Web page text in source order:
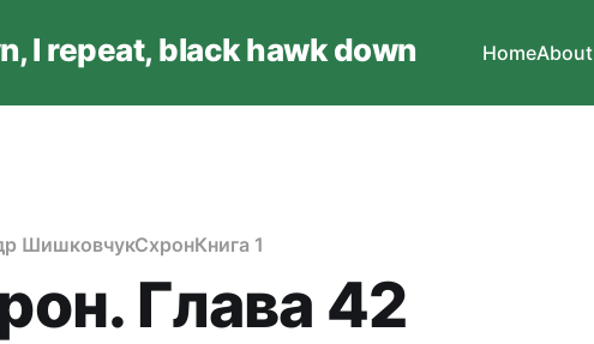
I repeat, black hawk down HomeAbout
ШишковчукСхронКнига 1
Глава 42